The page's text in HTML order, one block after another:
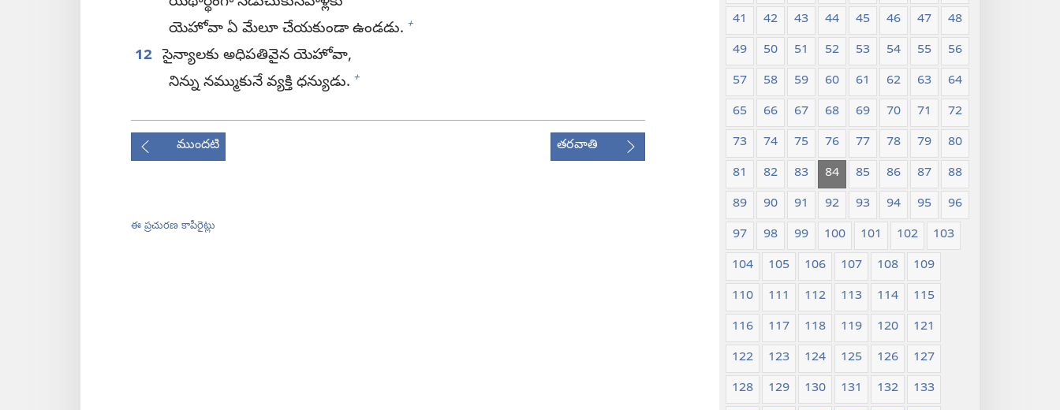
యెహోవా ఏ మేలూ చేయకుండా ఉండడు. +
12 సైన్యాలకు అధిపతివైన యెహోవా,
నిన్ను నమ్ముకునే వ్యక్తి ధన్యుడు. +
ముందటి తరవాతి
ఈ ప్రచురణ కాపీరైట్లు
41
42 43 44 45 46 47
48
49
50 51 52 53 54 55
56
57
58 59 60 61 62 63
64
65
66 67 68 69 70 71
72
73
74 75 76 77 78 79
80
81
82 83 84 85 86 87
88
89
90 91 92 93 94 95
96
97
98 99 100 101 102
103
104
105 106 107 108
109
110
111 112 113 114
115
116
117 118 119 120
121
122
123 124 125 126
127
128
129 130 131 132
133